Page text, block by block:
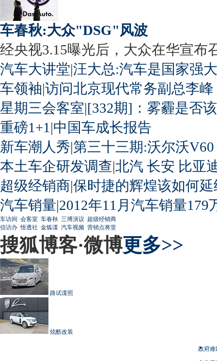
车春秋:大众"DSG"风波
经央视3.15曝光后，大众在华宣布
汽车大讲堂|汪大总:汽车是国家强
车领袖|访问北京现代常务副总李峰
星期三会客室|[332期]：雾霾是否
重磅1+1 |中国车成长报告
新车潮人秀|第三十三期:沃尔沃
本土车企研发调查|北汽 长安 比亚
超级经销商|保时捷的辉煌该如何延
汽车销量|2012年11月汽车销量179
车访间 会客室 车春秋 三博演议 超级经销商
信访办 悟透社 金狐谍 汽车视频 营销点将堂
搜狐博客·微博更多>>
路试谍照
炫酷改装
政府难